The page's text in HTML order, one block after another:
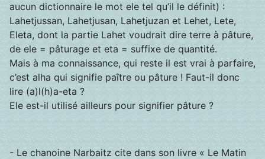
aucun dictionnaire le mot ele tel qu’il le définit) :
Lahetjussan, Lahetjusan, Lahetjuzan et Lehet, Lete,
Eleta, dont la partie Lahet voudrait dire terre à pâture,
de ele = pâturage et eta = suffixe de quantité.
Mais à ma connaissance, qui reste il est vrai à parfaire,
c’est alha qui signifie paître ou pâture ! Faut-il donc
lire (a)l(h)a-eta ?
Ele est-il utilisé ailleurs pour signifier pâture ?
- Le chanoine Narbaitz cite dans son livre « Le Matin